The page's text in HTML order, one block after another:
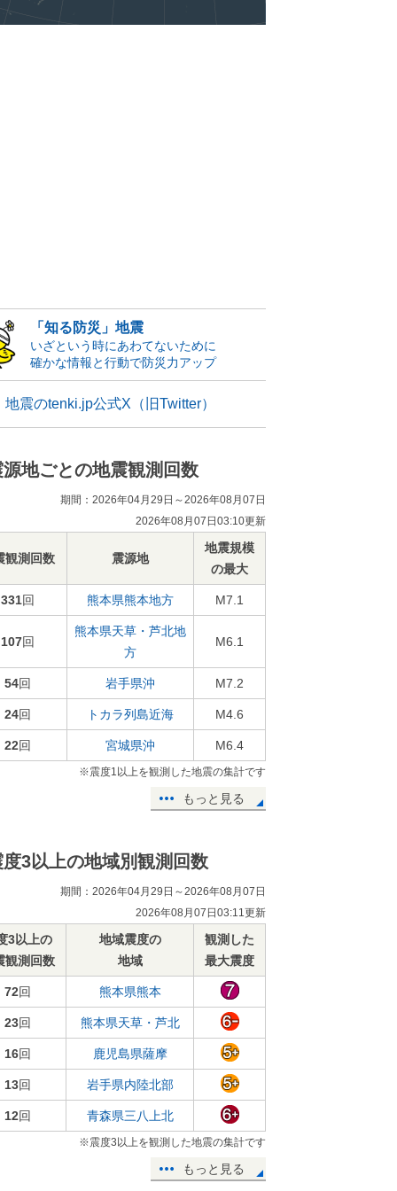
「知る防災」地震
いざという時にあわてないために
確かな情報と行動で防災力アップ
地震のtenki.jp公式X（旧Twitter）
源地ごとの地震観測回数
期間：2026年04月29日～2026年08月07日
2026年08月07日03:10更新
観測回数 震源地
地震規模
の最大
331回 熊本県熊本地方 M7.1
107回
熊本県天草・芦北地
方
M6.1
54回 岩手県沖 M7.2
24回 トカラ列島近海 M4.6
22回 宮城県沖 M6.4
※震度1以上を観測した地震の集計です
もっと見る
度3以上の地域別観測回数
期間：2026年04月29日～2026年08月07日
2026年08月07日03:11更新
3以上の
観測回数
地域震度の
地域
観測した
最大震度
72回 熊本県熊本
23回 熊本県天草・芦北
16回 鹿児島県薩摩
13回 岩手県内陸北部
12回 青森県三八上北
※震度3以上を観測した地震の集計です
もっと見る